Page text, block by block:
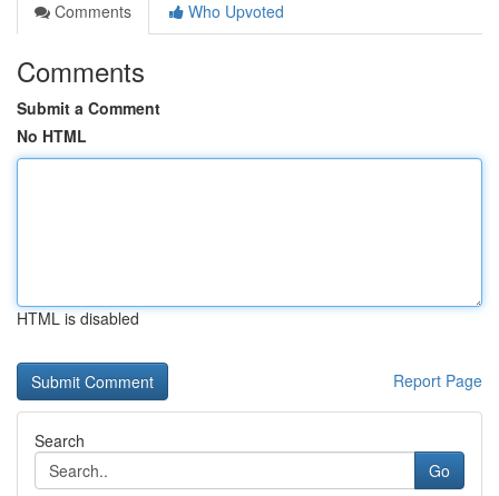
Comments
Who Upvoted
Comments
Submit a Comment
No HTML
HTML is disabled
Report Page
Search
Go